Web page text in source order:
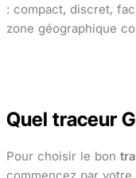
: compact, discret,
zone géographique
Quel traceur
Pour choisir le bon
commencez par